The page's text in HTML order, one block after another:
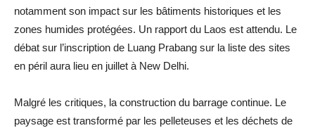
notamment son impact sur les bâtiments historiques et les
zones humides protégées. Un rapport du Laos est attendu. Le
débat sur l’inscription de Luang Prabang sur la liste des sites
en péril aura lieu en juillet à New Delhi.
Malgré les critiques, la construction du barrage continue. Le
paysage est transformé par les pelleteuses et les déchets de